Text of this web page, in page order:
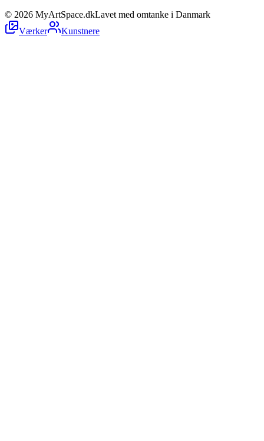
© 2026 MyArtSpace.dkLavet med omtanke i Danmark
Værker
Kunstnere